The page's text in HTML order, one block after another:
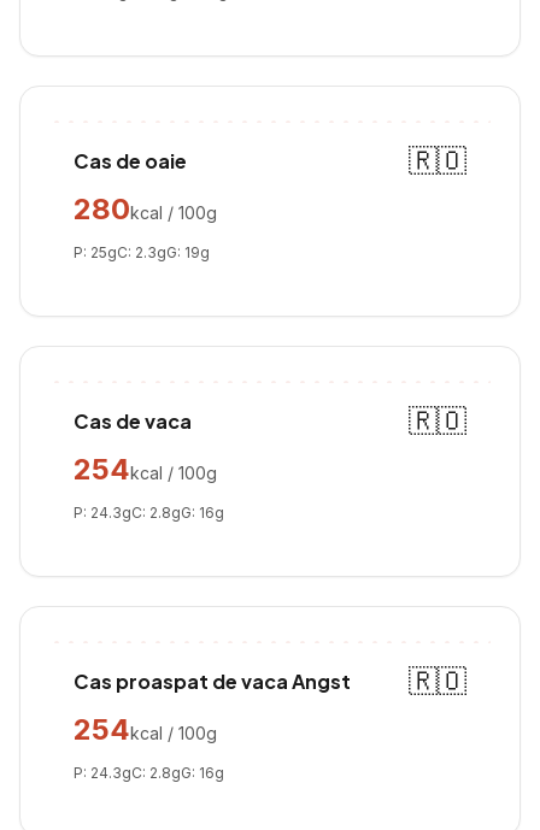
Cas de oaie
🇷🇴
280kcal / 100g
P: 25gC: 2.3gG: 19g
Cas de vaca
🇷🇴
254kcal / 100g
P: 24.3gC: 2.8gG: 16g
Cas proaspat de vaca Angst
🇷🇴
254kcal / 100g
P: 24.3gC: 2.8gG: 16g